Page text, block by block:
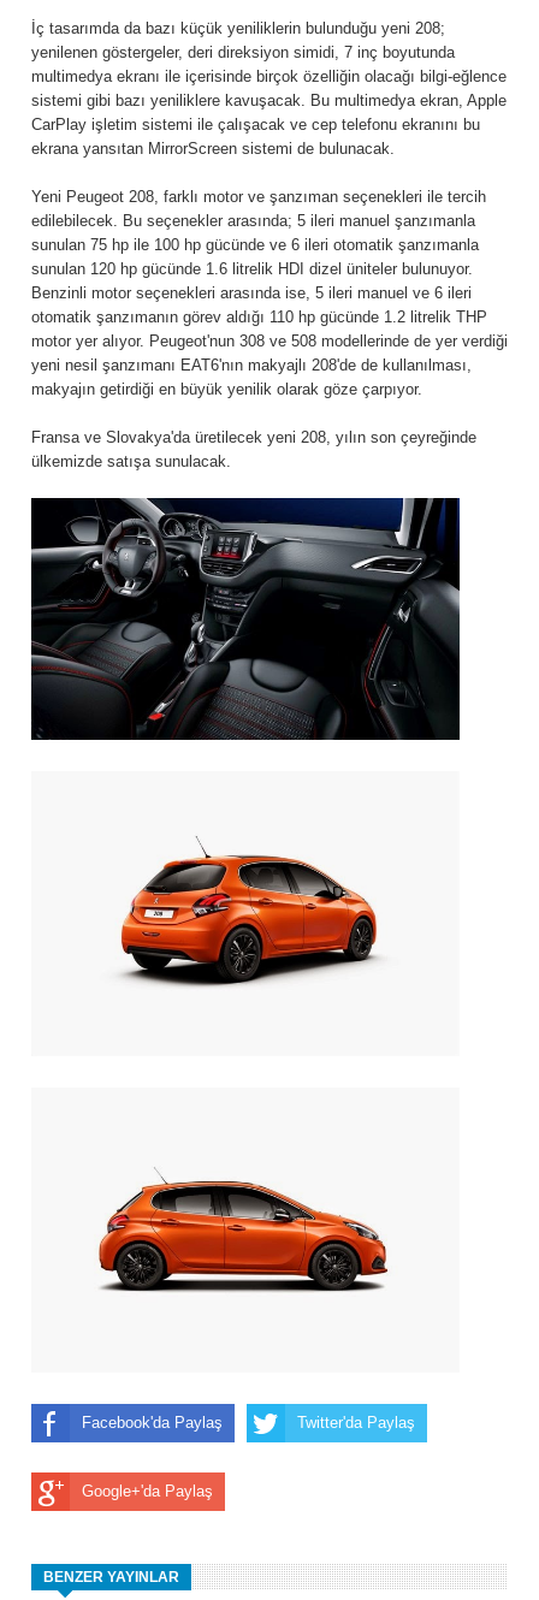
İç tasarımda da bazı küçük yeniliklerin bulunduğu yeni 208;
yenilenen göstergeler, deri direksiyon simidi, 7 inç boyutunda
multimedya ekranı ile içerisinde birçok özelliğin olacağı bilgi-eğlence
sistemi gibi bazı yeniliklere kavuşacak. Bu multimedya ekran, Apple
CarPlay işletim sistemi ile çalışacak ve cep telefonu ekranını bu
ekrana yansıtan MirrorScreen sistemi de bulunacak.
Yeni Peugeot 208, farklı motor ve şanzıman seçenekleri ile tercih
edilebilecek. Bu seçenekler arasında; 5 ileri manuel şanzımanla
sunulan 75 hp ile 100 hp gücünde ve 6 ileri otomatik şanzımanla
sunulan 120 hp gücünde 1.6 litrelik HDI dizel üniteler bulunuyor.
Benzinli motor seçenekleri arasında ise, 5 ileri manuel ve 6 ileri
otomatik şanzımanın görev aldığı 110 hp gücünde 1.2 litrelik THP
motor yer alıyor. Peugeot'nun 308 ve 508 modellerinde de yer verdiği
yeni nesil şanzımanı EAT6'nın makyajlı 208'de de kullanılması,
makyajın getirdiği en büyük yenilik olarak göze çarpıyor.
Fransa ve Slovakya'da üretilecek yeni 208, yılın son çeyreğinde
ülkemizde satışa sunulacak.
Facebook'da Paylaş Twitter'da Paylaş
Google+'da Paylaş
BENZER YAYINLAR